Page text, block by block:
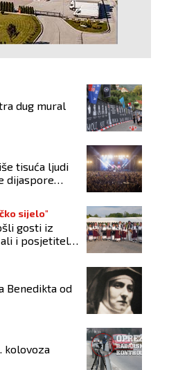
dug mural
tisuća ljudi
dijaspore
sijelo"
gosti iz
ali i posjetitelji
Benedikta od
kolovoza